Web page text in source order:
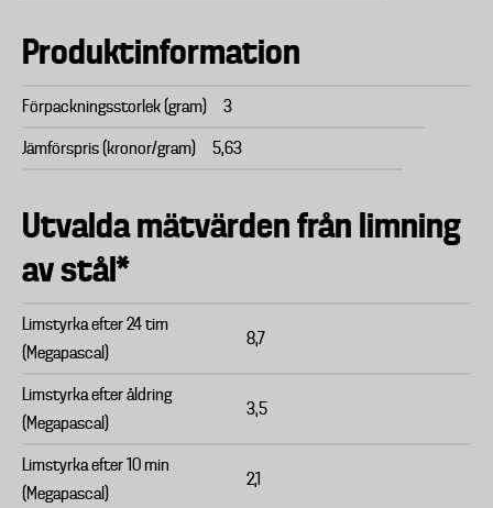
Produktinformation
Förpackningsstorlek (gram) 3
Jämförspris (kronor/gram) 5,63
Utvalda mätvärden från limning
av stål*
Limstyrka efter 24 tim
(Megapascal)
8,7
Limstyrka efter åldring
(Megapascal)
3,5
Limstyrka efter 10 min
(Megapascal)
2,1